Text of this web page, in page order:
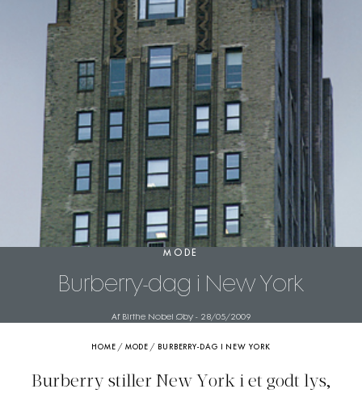
MODE
Burberry-dag i New York
Af Birthe Nobel Øby- 28/05/2009
HOME / MODE / BURBERRY-DAG I NEW YORK
Burberry stiller New York i et godt lys,